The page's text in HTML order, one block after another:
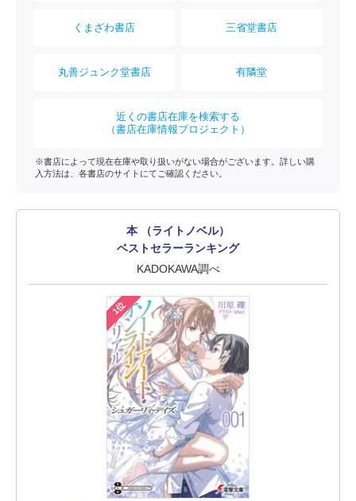
くまざわ書店 三省堂書店
丸善ジュンク堂書店 有隣堂
近くの書店在庫を検索する
（書店在庫情報プロジェクト）
※書店によって現在在庫や取り扱いがない場合がございます。詳しい購
入方法は、各書店のサイトにてご確認ください。
本 （ライトノベル）
ベストセラーランキング
KADOKAWA調べ
1位